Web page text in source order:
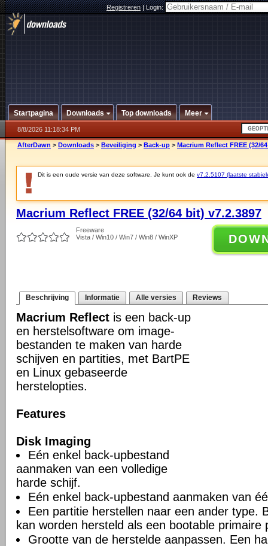
Registreren|Login:
Startpagina Downloads Top downloads Meer
8/8/2026 11:18:34 PM
AfterDawn > Downloads > Beveiliging > Back-up > Macrium Reflect FREE (32/
Dit is een oude versie van deze software. Je kunt ook de v7.2.5107 (laatste
Macrium Reflect FREE (32/64 bit) v7.2.3897
Freeware
Vista / Win10 / Win7 / Win8 / WinXP
Beschrijving Informatie Alle versies Reviews
Macrium Reflect is een back-up
en herstelsoftware om image-
bestanden te maken van harde
schijven en partities, met BartPE
en Linux gebaseerde
herstelopties.
Features
Disk Imaging
Eén enkel back-upbestand
aanmaken van een volledige
harde schijf.
Eén enkel back-upbestand aanmaken van
Een partitie herstellen naar een ander type.
kan worden hersteld als een bootable primaire
Grootte van de herstelde aanpassen. Een